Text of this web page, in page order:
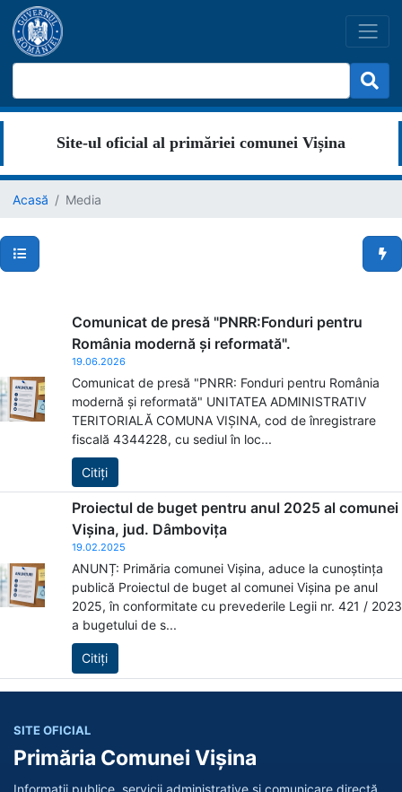
Site-ul oficial al primăriei comunei Vișina
Acasă Media
Secțiuni pagină
Comunicat de presă "PNRR:Fonduri pentru
România modernă și reformată".
19.06.2026
Comunicat de presă "PNRR: Fonduri pentru România
modernă și reformată" UNITATEA ADMINISTRATIV
TERITORIALĂ COMUNA VIȘINA, cod de înregistrare
fiscală 4344228, cu sediul în loc...
Citiți
Proiectul de buget pentru anul 2025 al comunei
Vișina, jud. Dâmbovița
19.02.2025
ANUNȚ: Primăria comunei Vișina, aduce la cunoștința
publică Proiectul de buget al comunei Vișina pe anul
2025, în conformitate cu prevederile Legii nr. 421 / 2023
a bugetului de s...
Citiți
SITE OFICIAL
Primăria Comunei Vișina
Informații publice, servicii administrative și comunicare directă